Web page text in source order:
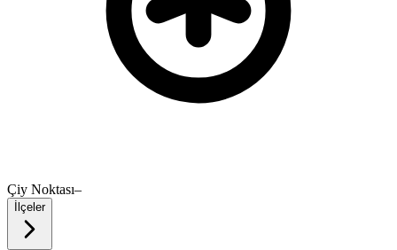
Çiy Noktası–
İlçeler